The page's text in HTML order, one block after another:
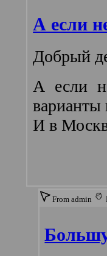
А если
Добрый
А если
варианты
И в
From admin